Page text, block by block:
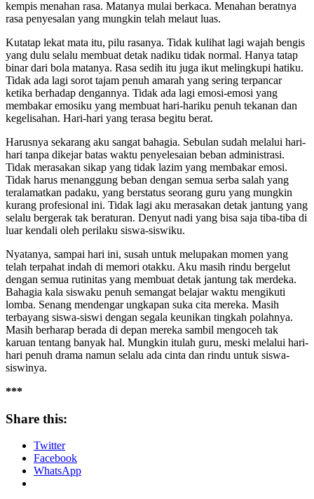
kempis menahan rasa. Matanya mulai berkaca. Menahan beratnya
rasa penyesalan yang mungkin telah melaut luas.
Kutatap lekat mata itu, pilu rasanya. Tidak kulihat lagi wajah bengis
yang dulu selalu membuat detak nadiku tidak normal. Hanya tatap
binar dari bola matanya. Rasa sedih itu juga ikut melingkupi hatiku.
Tidak ada lagi sorot tajam penuh amarah yang sering terpancar
ketika berhadap dengannya. Tidak ada lagi emosi-emosi yang
membakar emosiku yang membuat hari-hariku penuh tekanan dan
kegelisahan. Hari-hari yang terasa begitu berat.
Harusnya sekarang aku sangat bahagia. Sebulan sudah melalui hari-
hari tanpa dikejar batas waktu penyelesaian beban administrasi.
Tidak merasakan sikap yang tidak lazim yang membakar emosi.
Tidak harus menanggung beban dengan semua serba salah yang
teralamatkan padaku, yang berstatus seorang guru yang mungkin
kurang profesional ini. Tidak lagi aku merasakan detak jantung yang
selalu bergerak tak beraturan. Denyut nadi yang bisa saja tiba-tiba di
luar kendali oleh perilaku siswa-siswiku.
Nyatanya, sampai hari ini, susah untuk melupakan momen yang
telah terpahat indah di memori otakku. Aku masih rindu bergelut
dengan semua rutinitas yang membuat detak jantung tak merdeka.
Bahagia kala siswaku penuh semangat belajar waktu mengikuti
lomba. Senang mendengar ungkapan suka cita mereka. Masih
terbayang siswa-siswi dengan segala keunikan tingkah polahnya.
Masih berharap berada di depan mereka sambil mengoceh tak
karuan tentang banyak hal. Mungkin itulah guru, meski melalui hari-
hari penuh drama namun selalu ada cinta dan rindu untuk siswa-
siswinya.
***
Share this:
Twitter
Facebook
WhatsApp